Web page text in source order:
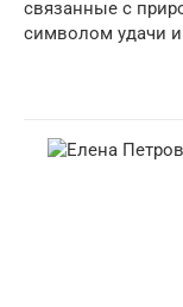
связанные с
символом удачи и